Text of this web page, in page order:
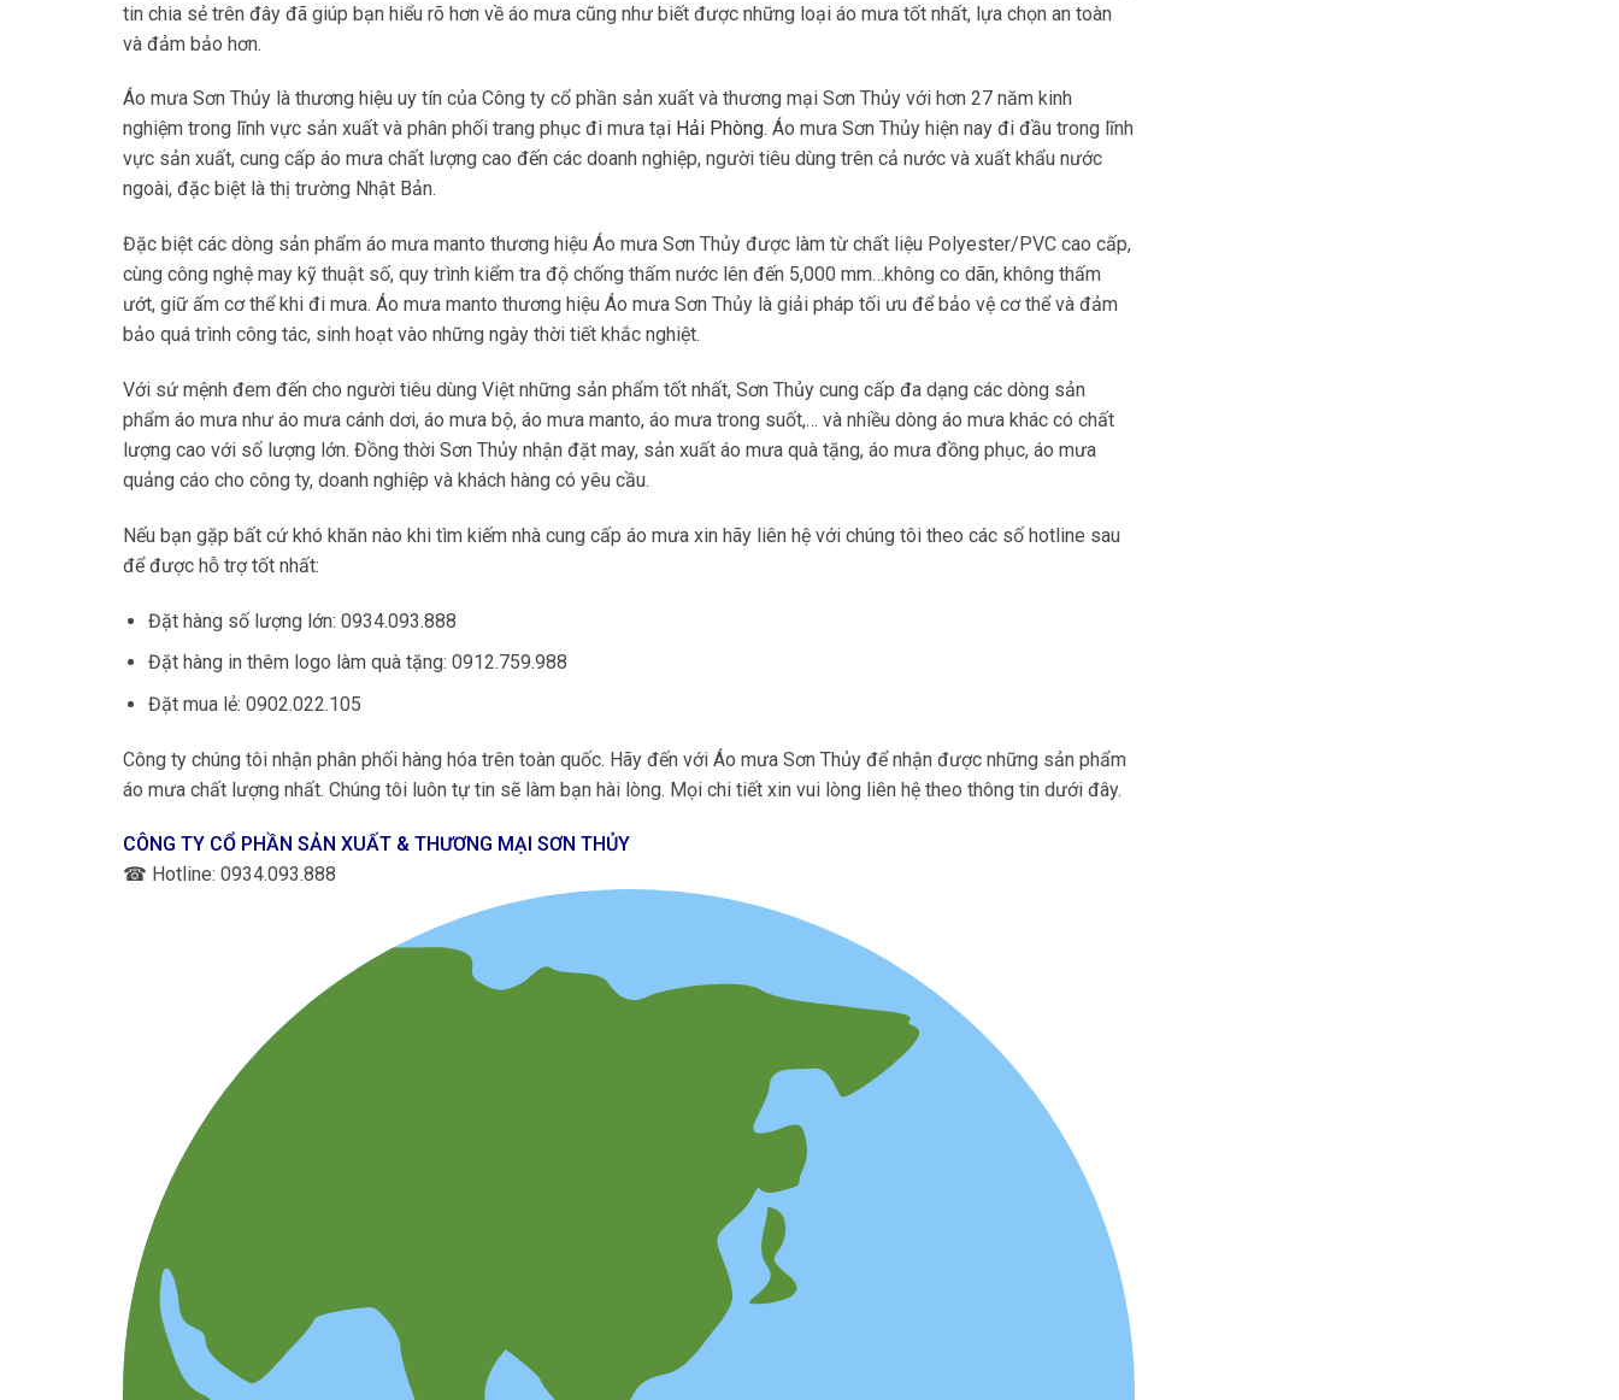
tin chia sẻ trên đây đã giúp bạn hiểu rõ hơn về áo mưa cũng như biết được những loại áo mưa tốt nhất, lựa chọn an toàn
và đảm bảo hơn.
Áo mưa Sơn Thủy là thương hiệu uy tín của Công ty cổ phần sản xuất và thương mại Sơn Thủy với hơn 27 năm kinh
nghiệm trong lĩnh vực sản xuất và phân phối trang phục đi mưa tại Hải Phòng. Áo mưa Sơn Thủy hiện nay đi đầu trong lĩnh
vực sản xuất, cung cấp áo mưa chất lượng cao đến các doanh nghiệp, người tiêu dùng trên cả nước và xuất khẩu nước
ngoài, đặc biệt là thị trường Nhật Bản.
Đặc biệt các dòng sản phẩm áo mưa manto thương hiệu Áo mưa Sơn Thủy được làm từ chất liệu Polyester/PVC cao cấp,
cùng công nghệ may kỹ thuật số, quy trình kiểm tra độ chống thấm nước lên đến 5,000 mm…không co dãn, không thấm
ướt, giữ ấm cơ thể khi đi mưa. Áo mưa manto thương hiệu Áo mưa Sơn Thủy là giải pháp tối ưu để bảo vệ cơ thể và đảm
bảo quá trình công tác, sinh hoạt vào những ngày thời tiết khắc nghiệt.
Với sứ mệnh đem đến cho người tiêu dùng Việt những sản phẩm tốt nhất, Sơn Thủy cung cấp đa dạng các dòng sản
phẩm áo mưa như áo mưa cánh dơi, áo mưa bộ, áo mưa manto, áo mưa trong suốt,… và nhiều dòng áo mưa khác có chất
lượng cao với số lượng lớn. Đồng thời Sơn Thủy nhận đặt may, sản xuất áo mưa quà tặng, áo mưa đồng phục, áo mưa
quảng cáo cho công ty, doanh nghiệp và khách hàng có yêu cầu.
Nếu bạn gặp bất cứ khó khăn nào khi tìm kiếm nhà cung cấp áo mưa xin hãy liên hệ với chúng tôi theo các số hotline sau
để được hỗ trợ tốt nhất:
Đặt hàng số lượng lớn: 0934.093.888
Đặt hàng in thêm logo làm quà tặng: 0912.759.988
Đặt mua lẻ: 0902.022.105
Công ty chúng tôi nhận phân phối hàng hóa trên toàn quốc. Hãy đến với Áo mưa Sơn Thủy để nhận được những sản phẩm
áo mưa chất lượng nhất. Chúng tôi luôn tự tin sẽ làm bạn hài lòng. Mọi chi tiết xin vui lòng liên hệ theo thông tin dưới đây.
CÔNG TY CỔ PHẦN SẢN XUẤT & THƯƠNG MẠI SƠN THỦY
☎ Hotline: 0934.093.888